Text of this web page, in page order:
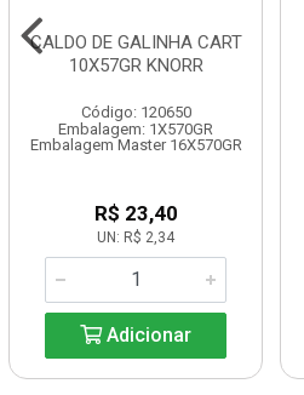
CALDO DE GALINHA CART
10X57GR KNORR
Código: 120650
Embalagem: 1X570GR
Embalagem Master 16X570GR
R$ 23,40
UN: R$ 2,34
Adicionar